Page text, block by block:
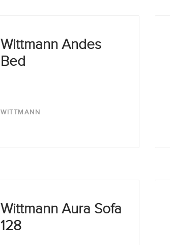
Wittmann Andes
Bed
WITTMANN
Wittmann Aura Sofa
128